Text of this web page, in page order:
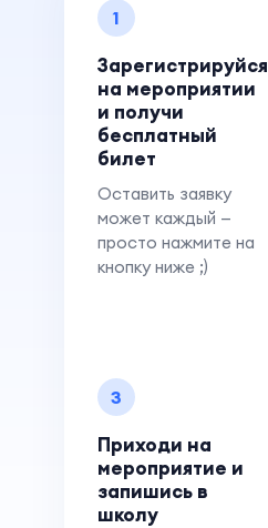
1
Зарегистрируйся
на мероприятии
и получи
бесплатный
билет
Оставить заявку
может каждый —
просто нажмите на
кнопку ниже ;)
3
Приходи на
мероприятие и
запишись в
школу